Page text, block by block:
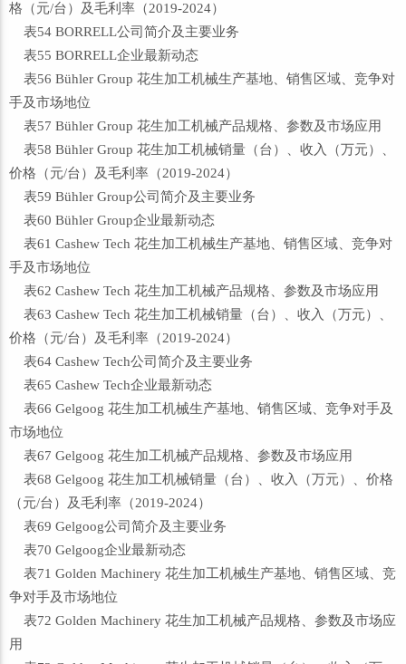
格（元/台）及毛利率（2019-2024）
表54 BORRELL公司简介及主要业务
表55 BORRELL企业最新动态
表56 Bühler Group 花生加工机械生产基地、销售区域、竞争对
手及市场地位
表57 Bühler Group 花生加工机械产品规格、参数及市场应用
表58 Bühler Group 花生加工机械销量（台）、收入（万元）、
价格（元/台）及毛利率（2019-2024）
表59 Bühler Group公司简介及主要业务
表60 Bühler Group企业最新动态
表61 Cashew Tech 花生加工机械生产基地、销售区域、竞争对
手及市场地位
表62 Cashew Tech 花生加工机械产品规格、参数及市场应用
表63 Cashew Tech 花生加工机械销量（台）、收入（万元）、
价格（元/台）及毛利率（2019-2024）
表64 Cashew Tech公司简介及主要业务
表65 Cashew Tech企业最新动态
表66 Gelgoog 花生加工机械生产基地、销售区域、竞争对手及
市场地位
表67 Gelgoog 花生加工机械产品规格、参数及市场应用
表68 Gelgoog 花生加工机械销量（台）、收入（万元）、价格
（元/台）及毛利率（2019-2024）
表69 Gelgoog公司简介及主要业务
表70 Gelgoog企业最新动态
表71 Golden Machinery 花生加工机械生产基地、销售区域、竞
争对手及市场地位
表72 Golden Machinery 花生加工机械产品规格、参数及市场应
用